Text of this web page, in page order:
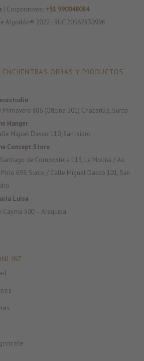
| Corporativos: +51 990048084
Algodón® 2022 | RUC 20562830996
OBRAS Y PRODUCTOS
Primavera 886 (Oficina 201) Chacarilla, Surco
Hanger
Miguel Dasso 110, San Isidro
Concept Store
Santiago de Compostela 113, La Molina / Av.
Polo 695, Surco / Calle Miguel Dasso 101, San
Luisa
Cayma 500 – Arequipa